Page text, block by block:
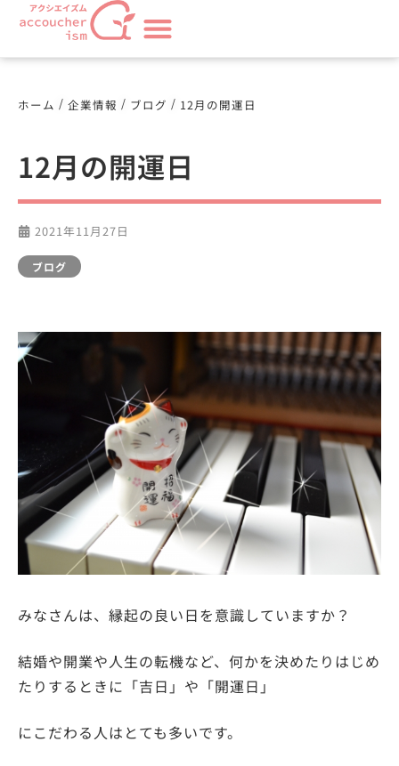
ホーム / 企業情報 / ブログ / 12月の開運日
12月の開運日
2021年11月27日
ブログ
みなさんは、縁起の良い日を意識していますか？
結婚や開業や人生の転機など、何かを決めたりはじめ
たりするときに「吉日」や「開運日」
にこだわる人はとても多いです。